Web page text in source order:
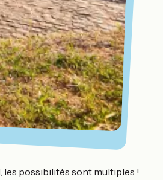
les possibilités sont multiples !